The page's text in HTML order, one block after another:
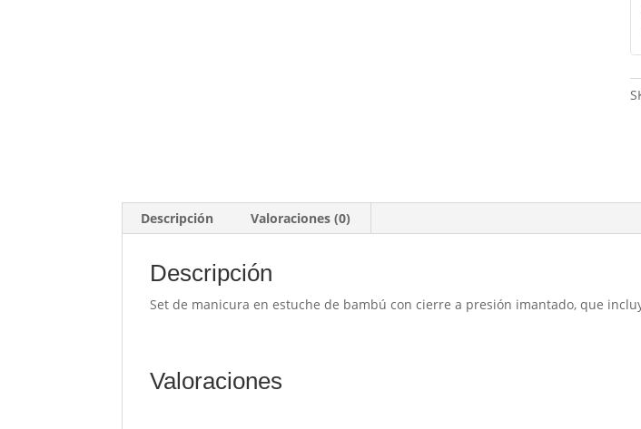
Descripción Valoraciones (0)
Descripción
Set de manicura en estuche de bambú con cierre a presión imantado, que
Valoraciones